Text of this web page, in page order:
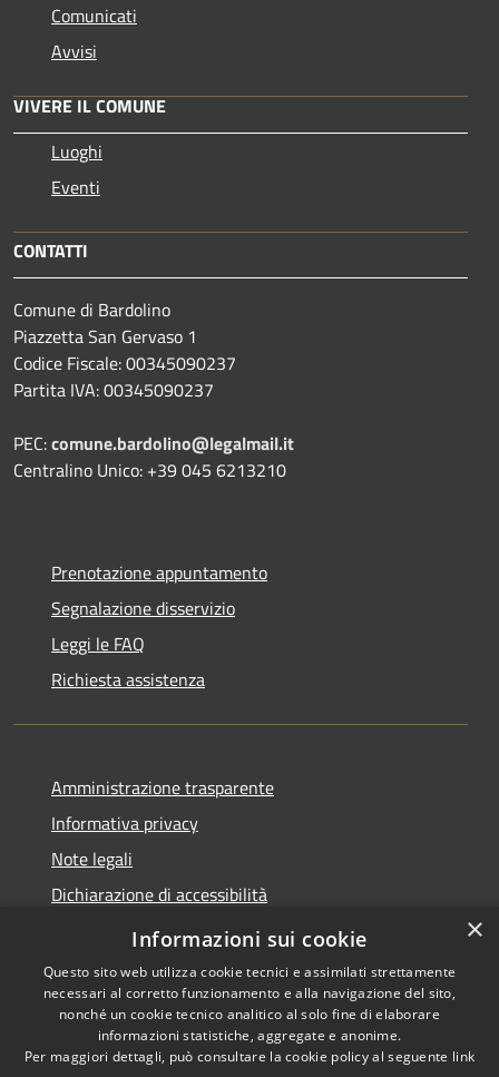
Comunicati
Avvisi
VIVERE IL COMUNE
Luoghi
Eventi
CONTATTI
Comune di Bardolino
Piazzetta San Gervaso 1
Codice Fiscale: 00345090237
Partita IVA: 00345090237
PEC:comune.bardolino@legalmail.it
Centralino Unico: +39 045 6213210
Prenotazione appuntamento
Segnalazione disservizio
Leggi le FAQ
Richiesta assistenza
Amministrazione trasparente
Informativa privacy
Note legali
Dichiarazione di accessibilità
Link app municipium
Accessibilità
Copyright © 2026 • Comune di
Bardolino • Powered by
×
Informazioni sui cookie
Questo sito web utilizza cookie tecnici e assimilati strettamente
necessari al corretto funzionamento e alla navigazione del sito,
nonché un cookie tecnico analitico al solo fine di elaborare
informazioni statistiche, aggregate e anonime.
Per maggiori dettagli, può consultare la cookie policy al seguente link